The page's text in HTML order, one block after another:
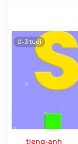
0-3 tuổi
tieng-anh